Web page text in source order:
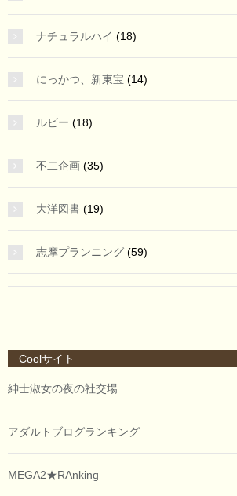
ナチュラルハイ (18)
にっかつ、新東宝 (14)
ルビー (18)
不二企画 (35)
大洋図書 (19)
志摩プランニング (59)
Coolサイト
紳士淑女の夜の社交場
アダルトブログランキング
MEGA2★RAnking